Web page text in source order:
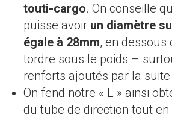
touti-cargo. On conseille
puisse avoirun diamètre
égale à 28mm, en dessous
tordre sous le poids –
renforts ajoutés par la suite
On fend notre « L » ainsi
du tube de direction tout